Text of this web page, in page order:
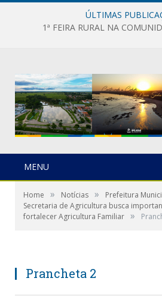
ÚLTIMAS
1ª FEIRA RURAL NA
MENU
Home » Notícias »
Prefeitura
Secretaria de Agricultura busca
fortalecer Agricultura Familiar »
Prancheta 2